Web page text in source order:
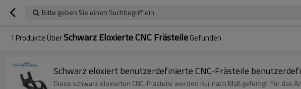
Bitte geben Sie einen Suchbegriff ein
1 Produkte ÜberSchwarz Eloxierte CNC FrästeileGefunden
Schwarz eloxiert benutzerdefinierte CNC-Frästeile
Diese schwarz eloxierten CNC-Frästeile werden nur nach Maß gefertigt. Für das